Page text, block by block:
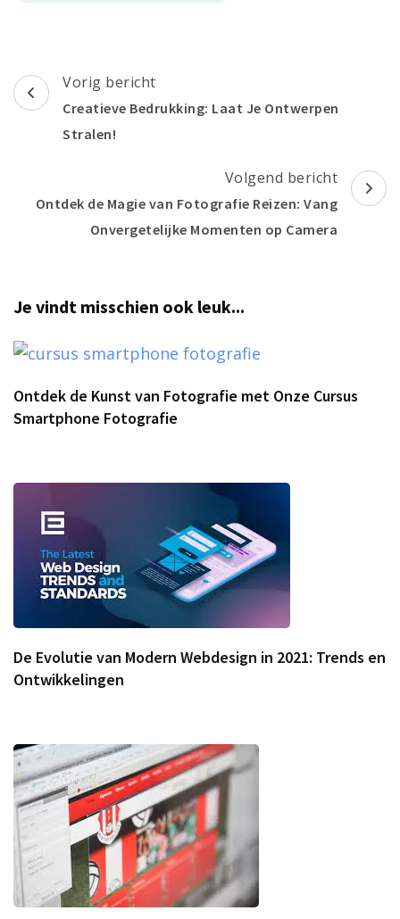
Berichtnavigatie
Vorig bericht
Creatieve Bedrukking: Laat Je Ontwerpen
Stralen!
Volgend bericht
Ontdek de Magie van Fotografie Reizen: Vang
Onvergetelijke Momenten op Camera
Je vindt misschien ook leuk...
Ontdek de Kunst van Fotografie met Onze Cursus
Smartphone Fotografie
De Evolutie van Modern Webdesign in 2021: Trends en
Ontwikkelingen